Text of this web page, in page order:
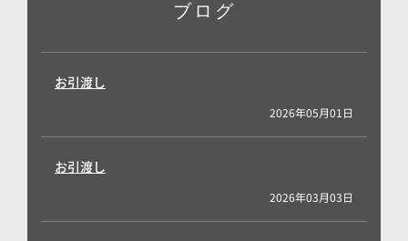
ブログ
お引渡し
2026年05月01日
お引渡し
2026年03月03日